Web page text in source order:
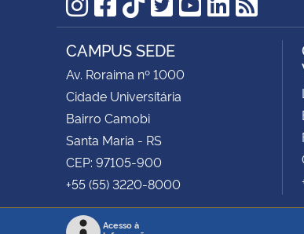
Instagram
Facebook
TikTok
Twitter
YouTube
RSS
CAMPUS SEDE
Av. Roraima nº 1000
Cidade Universitária
Bairro Camobi
Santa Maria - RS
CEP: 97105-900
+55 (55) 3220-8000
Acesso à